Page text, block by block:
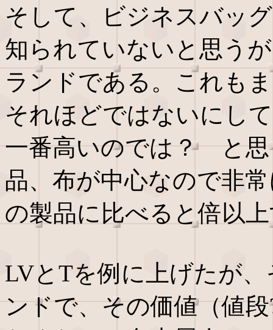
そして、ビジネスバッ
知られていないと思う
ランドである。これも
それほどではないにし
一番高いのでは？ と思
品、布が中心なので非
の製品に比べると倍以
LVとTを例に上げたが
ンドで、その価値（値